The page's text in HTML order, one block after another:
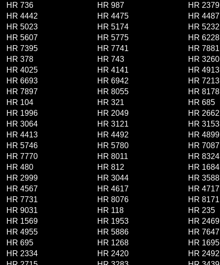
HR 736
HR 987
HR 2379
HR 4442
HR 4475
HR 4487
HR 5023
HR 5174
HR 5232
HR 5607
HR 5775
HR 6228
HR 7395
HR 7741
HR 7881
HR 378
HR 743
HR 3260
HR 4025
HR 4141
HR 4913
HR 6693
HR 6942
HR 7213
HR 7897
HR 8055
HR 8178
HR 104
HR 321
HR 685
HR 1996
HR 2049
HR 2662
HR 3064
HR 3121
HR 3153
HR 4413
HR 4492
HR 4899
HR 5746
HR 5780
HR 7087
HR 7770
HR 8011
HR 8324
HR 480
HR 812
HR 1684
HR 2999
HR 3044
HR 3588
HR 4567
HR 4617
HR 4717
HR 7731
HR 8076
HR 8171
HR 9031
HR 118
HR 235
HR 1569
HR 1953
HR 2469
HR 4955
HR 5886
HR 7647
HR 695
HR 1268
HR 1695
HR 2334
HR 2420
HR 2492